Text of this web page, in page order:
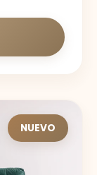
NUEVO